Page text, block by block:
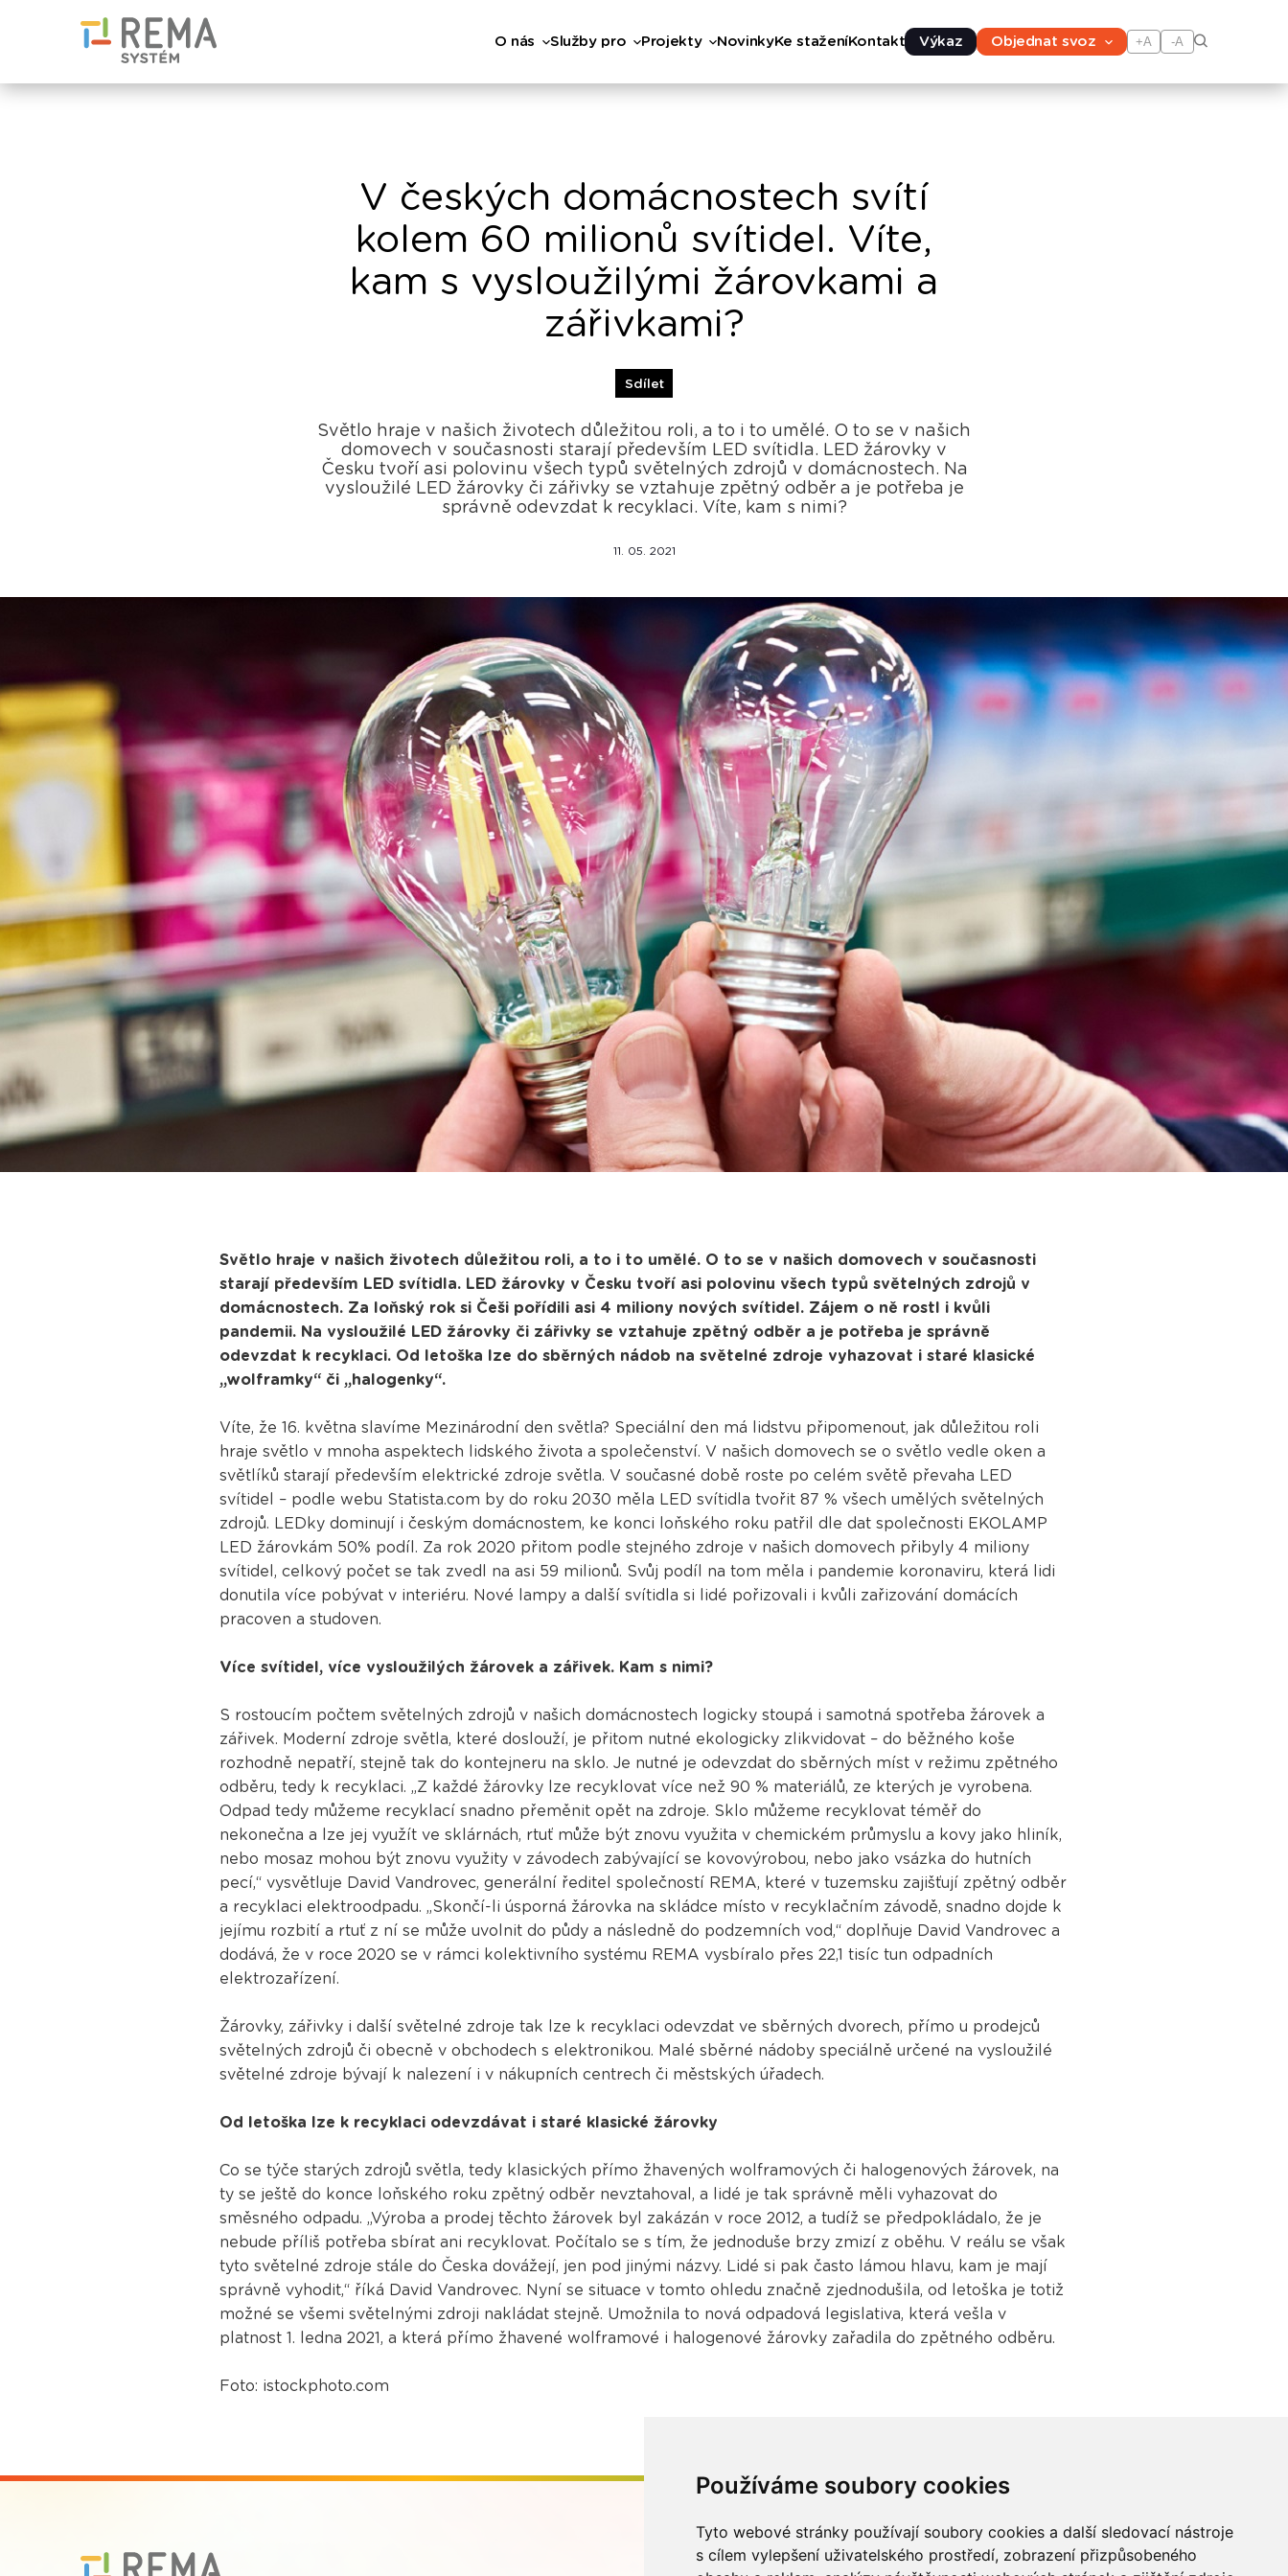
Používáme soubory cookies
Tyto webové stránky používají soubory cookies a další sledovací nástroje
s cílem vylepšení uživatelského prostředí, zobrazení přizpůsobeného
O nás Služby pro Projekty NovinkyKe staženíKontakt Výkaz Objednat svoz +A -A
V českých domácnostech svítí
kolem 60 milionů svítidel. Víte,
kam s vysloužilými žárovkami a
zářivkami?
Sdílet
Světlo hraje v našich životech důležitou roli, a to i to umělé. O to se v našich
domovech v současnosti starají především LED svítidla. LED žárovky v
Česku tvoří asi polovinu všech typů světelných zdrojů v domácnostech. Na
vysloužilé LED žárovky či zářivky se vztahuje zpětný odběr a je potřeba je
správně odevzdat k recyklaci. Víte, kam s nimi?
11. 05. 2021
Světlo hraje v našich životech důležitou roli, a to i to umělé. O to se v našich domovech v současnosti
starají především LED svítidla. LED žárovky v Česku tvoří asi polovinu všech typů světelných zdrojů v
domácnostech. Za loňský rok si Češi pořídili asi 4 miliony nových svítidel. Zájem o ně rostl i kvůli
pandemii. Na vysloužilé LED žárovky či zářivky se vztahuje zpětný odběr a je potřeba je správně
odevzdat k recyklaci. Od letoška lze do sběrných nádob na světelné zdroje vyhazovat i staré klasické
„wolframky“ či „halogenky“.
Víte, že 16. května slavíme Mezinárodní den světla? Speciální den má lidstvu připomenout, jak důležitou roli
hraje světlo v mnoha aspektech lidského života a společenství. V našich domovech se o světlo vedle oken a
světlíků starají především elektrické zdroje světla. V současné době roste po celém světě převaha LED
svítidel – podle webu Statista.com by do roku 2030 měla LED svítidla tvořit 87 % všech umělých světelných
zdrojů. LEDky dominují i českým domácnostem, ke konci loňského roku patřil dle dat společnosti EKOLAMP
LED žárovkám 50% podíl. Za rok 2020 přitom podle stejného zdroje v našich domovech přibyly 4 miliony
svítidel, celkový počet se tak zvedl na asi 59 milionů. Svůj podíl na tom měla i pandemie koronaviru, která lidi
donutila více pobývat v interiéru. Nové lampy a další svítidla si lidé pořizovali i kvůli zařizování domácích
pracoven a studoven.
Více svítidel, více vysloužilých žárovek a zářivek. Kam s nimi?
S rostoucím počtem světelných zdrojů v našich domácnostech logicky stoupá i samotná spotřeba žárovek a
zářivek. Moderní zdroje světla, které doslouží, je přitom nutné ekologicky zlikvidovat – do běžného koše
rozhodně nepatří, stejně tak do kontejneru na sklo. Je nutné je odevzdat do sběrných míst v režimu zpětného
odběru, tedy k recyklaci. „Z každé žárovky lze recyklovat více než 90 % materiálů, ze kterých je vyrobena.
Odpad tedy můžeme recyklací snadno přeměnit opět na zdroje. Sklo můžeme recyklovat téměř do
nekonečna a lze jej využít ve sklárnách, rtuť může být znovu využita v chemickém průmyslu a kovy jako hliník,
nebo mosaz mohou být znovu využity v závodech zabývající se kovovýrobou, nebo jako vsázka do hutních
pecí,“ vysvětluje David Vandrovec, generální ředitel společností REMA, které v tuzemsku zajišťují zpětný odběr
a recyklaci elektroodpadu. „Skončí-li úsporná žárovka na skládce místo v recyklačním závodě, snadno dojde k
jejímu rozbití a rtuť z ní se může uvolnit do půdy a následně do podzemních vod,“ doplňuje David Vandrovec a
dodává, že v roce 2020 se v rámci kolektivního systému REMA vysbíralo přes 22,1 tisíc tun odpadních
elektrozařízení.
Žárovky, zářivky i další světelné zdroje tak lze k recyklaci odevzdat ve sběrných dvorech, přímo u prodejců
světelných zdrojů či obecně v obchodech s elektronikou. Malé sběrné nádoby speciálně určené na vysloužilé
světelné zdroje bývají k nalezení i v nákupních centrech či městských úřadech.
Od letoška lze k recyklaci odevzdávat i staré klasické žárovky
Co se týče starých zdrojů světla, tedy klasických přímo žhavených wolframových či halogenových žárovek, na
ty se ještě do konce loňského roku zpětný odběr nevztahoval, a lidé je tak správně měli vyhazovat do
směsného odpadu. „Výroba a prodej těchto žárovek byl zakázán v roce 2012, a tudíž se předpokládalo, že je
nebude příliš potřeba sbírat ani recyklovat. Počítalo se s tím, že jednoduše brzy zmizí z oběhu. V reálu se však
tyto světelné zdroje stále do Česka dovážejí, jen pod jinými názvy. Lidé si pak často lámou hlavu, kam je mají
správně vyhodit,“ říká David Vandrovec. Nyní se situace v tomto ohledu značně zjednodušila, od letoška je totiž
možné se všemi světelnými zdroji nakládat stejně. Umožnila to nová odpadová legislativa, která vešla v
platnost 1. ledna 2021, a která přímo žhavené wolframové i halogenové žárovky zařadila do zpětného odběru.
Foto: istockphoto.com
Buďme ve spojení